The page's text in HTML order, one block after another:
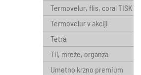
Termovelur, flis, coral TISK
Termovelur v akciji
Tetra
Til, mreže, organza
Umetno krzno premium